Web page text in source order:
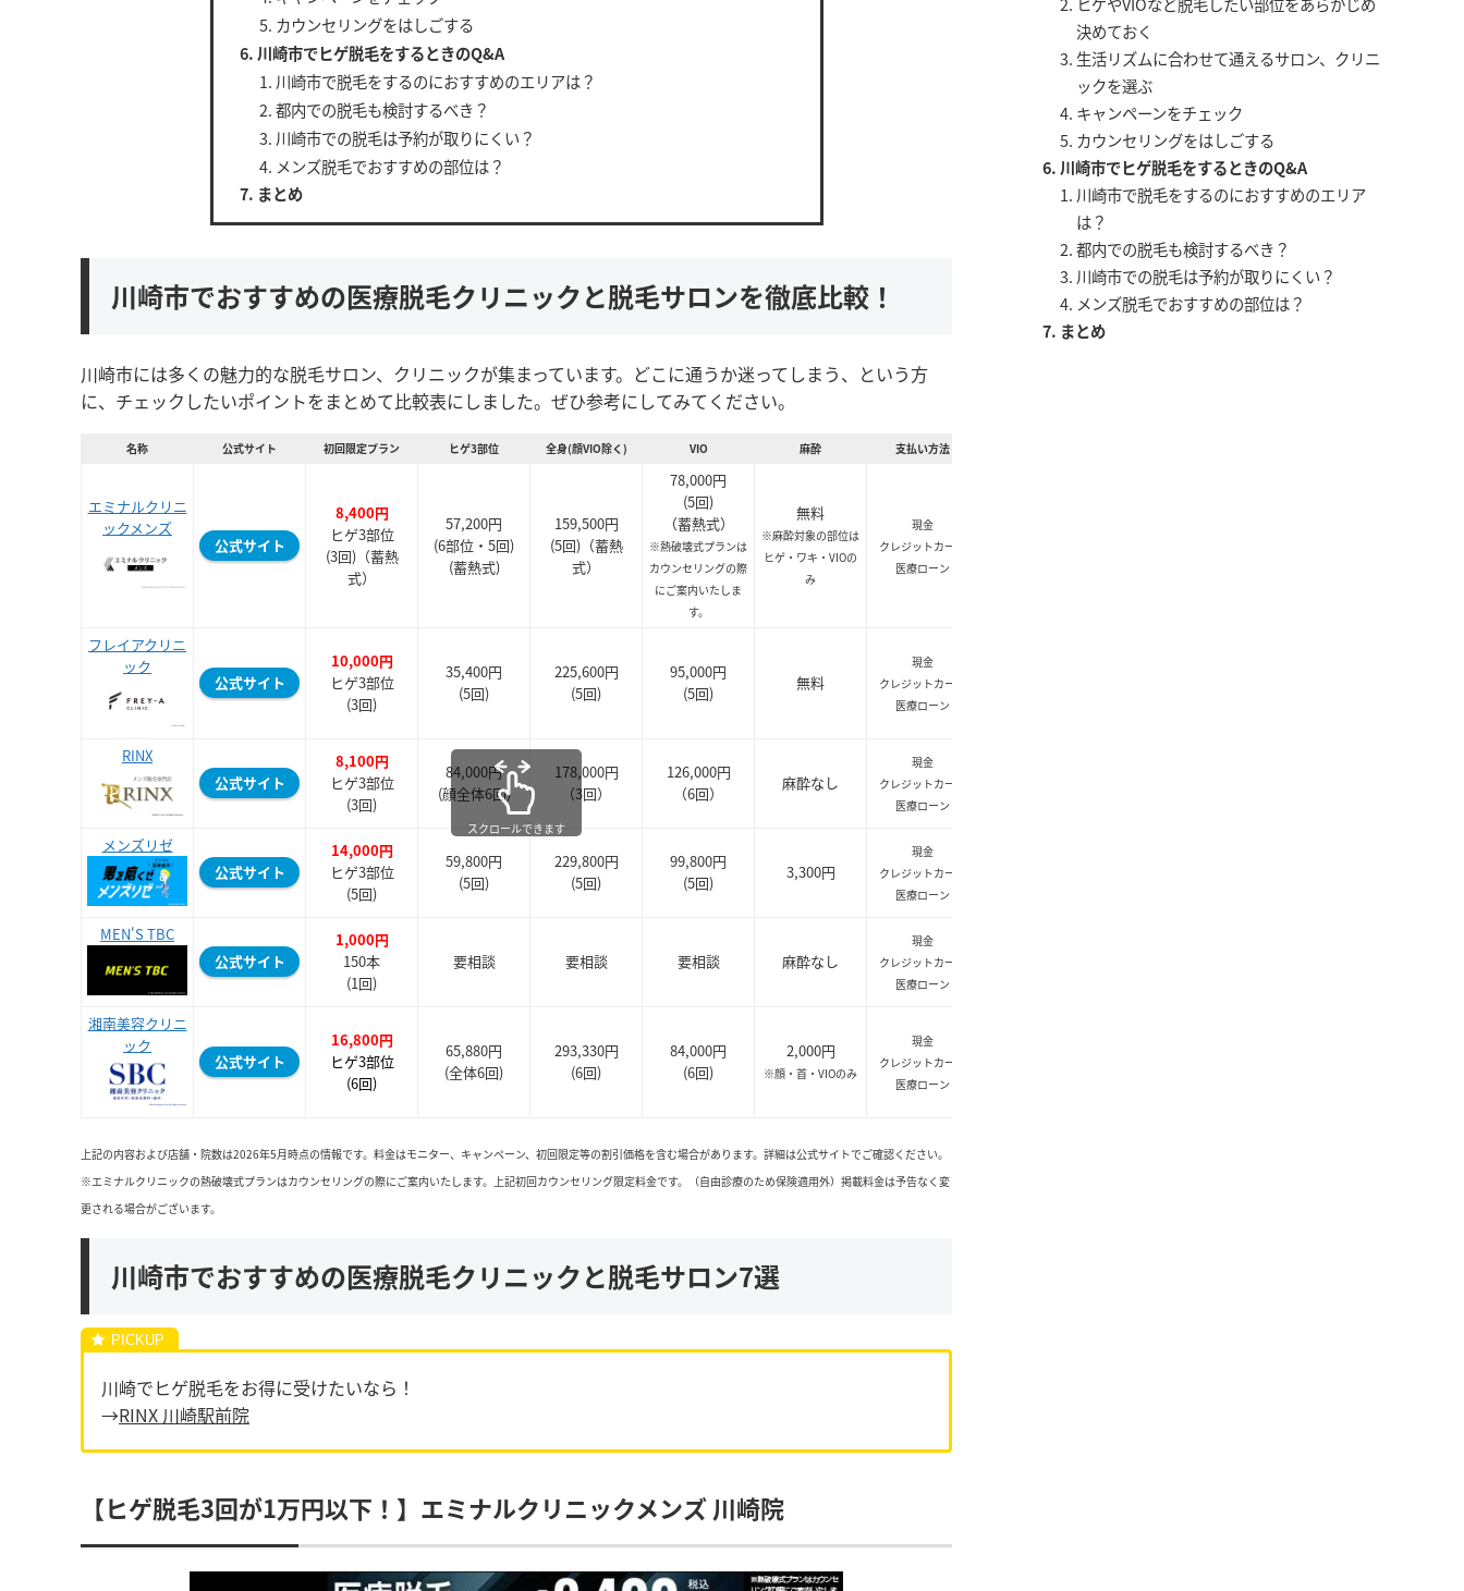
カウンセリングをはしごする
川崎市でヒゲ脱毛をするときのQ&A
川崎市で脱毛をするのにおすすめのエリアは？
都内での脱毛も検討するべき？
川崎市での脱毛は予約が取りにくい？
メンズ脱毛でおすすめの部位は？
まとめ
川崎市でおすすめの医療脱毛クリニックと脱毛サロンを徹底比較！
川崎市には多くの魅力的な脱毛サロン、クリニックが集まっています。どこに通うか迷ってしまう、という方
に、チェックしたいポイントをまとめて比較表にしました。ぜひ参考にしてみてください。
名称 公式サイト 初回限定プラン ヒゲ3部位 全身(顔VIO除く) VIO 麻酔 支払い方法
エミナルクリニ
ックメンズ
公式サイト
8,400円
ヒゲ3部位
(3回)（蓄熱
式）
57,200円
(6部位・5回)
(蓄熱式)
159,500円
(5回)（蓄熱
式）
78,000円
(5回)
（蓄熱式）
※熱破壊式プランは
カウンセリングの際
にご案内いたしま
す。
無料
※麻酔対象の部位は
ヒゲ・ワキ・VIOの
み
現金
クレジットカード
医療ローン
フレイアクリニ
ック
公式サイト
10,000円
ヒゲ3部位
(3回)
35,400円
(5回)
225,600円
(5回)
95,000円
(5回)
無料
現金
クレジットカード
医療ローン
RINX
公式サイト
8,100円
ヒゲ3部位
(3回)
84,000円
(顔全体6回)
178,000円
（3回）
126,000円
（6回）
麻酔なし
現金
クレジットカード
医療ローン
メンズリゼ
公式サイト
14,000円
ヒゲ3部位
(5回)
59,800円
(5回)
229,800円
(5回)
99,800円
(5回)
3,300円
現金
クレジットカード
医療ローン
MEN'S TBC
公式サイト
1,000円
150本
(1回)
要相談 要相談 要相談 麻酔なし
現金
クレジットカード
医療ローン
湘南美容クリニ
ック
公式サイト
16,800円
ヒゲ3部位
(6回)
65,880円
(全体6回)
293,330円
(6回)
84,000円
(6回)
2,000円
※顔・首・VIOのみ
現金
クレジットカード
医療ローン
スクロールできます
上記の内容および店舗・院数は2026年5月時点の情報です。料金はモニター、キャンペーン、初回限定等の割引価格を含む場合があります。詳細は公式サイトでご確認ください。
※エミナルクリニックの熱破壊式プランはカウンセリングの際にご案内いたします。上記初回カウンセリング限定料金です。（自由診療のため保険適用外）掲載料金は予告なく変
更される場合がございます。
川崎市でおすすめの医療脱毛クリニックと脱毛サロン7選
川崎でヒゲ脱毛をお得に受けたいなら！
→RINX 川崎駅前院
【ヒゲ脱毛3回が1万円以下！】エミナルクリニックメンズ 川崎院
決めておく
生活リズムに合わせて通えるサロン、クリニ
ックを選ぶ
キャンペーンをチェック
カウンセリングをはしごする
川崎市でヒゲ脱毛をするときのQ&A
川崎市で脱毛をするのにおすすめのエリア
は？
都内での脱毛も検討するべき？
川崎市での脱毛は予約が取りにくい？
メンズ脱毛でおすすめの部位は？
まとめ